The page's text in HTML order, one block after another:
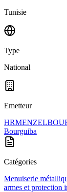
Tunisie
Type
National
Emetteur
Bourguiba
Catégories
Menuiserie
armes et protection